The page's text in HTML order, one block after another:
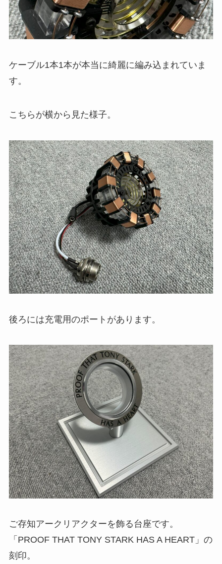
ケーブル1本1本が本当に綺麗に編み込まれていま
す。
こちらが横から見た様子。
後ろには充電用のポートがあります。
ご存知アークリアクターを飾る台座です。
「PROOF THAT TONY STARK HAS A HEART」の
刻印。